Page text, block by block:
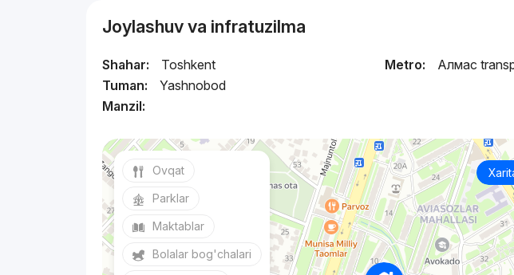
Joylashuv va infratuzilma
Shahar:
Toshkent
Tuman:
Yashnobod
Manzil:
Metro: Алмас
Ovqat
Parklar
Maktablar
Bolalar bog'chalari